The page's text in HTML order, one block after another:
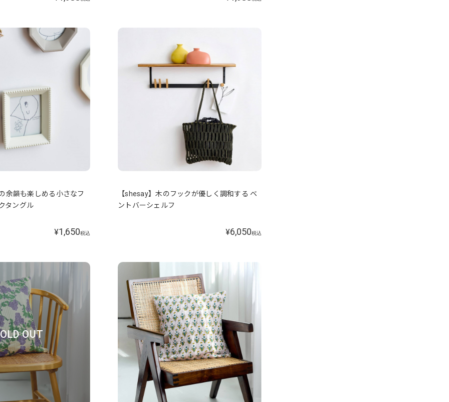
余韻も楽しめる小さなフ
タングル
¥1,650税込
【shesay】木のフックが優しく調和する ベ
ントバーシェルフ
¥6,050税込
OUT